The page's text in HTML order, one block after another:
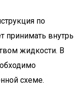
по
принимать внутрь
жидкости. В
схеме.